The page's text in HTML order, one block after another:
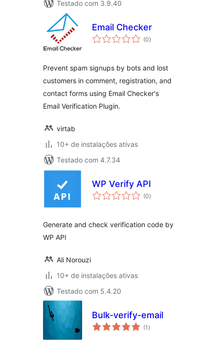
Testado com 3.9.40
Email Checker
(0total
de
)
Prevent spam signups by bots and lost
customers in comment, registration, and
contact forms using Email Checker's
Email Verification Plugin.
virtab
10+ de instalações ativas
Testado com 4.7.34
WP Verify API
(0total
de
)
Generate and check verification code by
WP API
Ali Norouzi
10+ de instalações ativas
Testado com 5.4.20
Bulk-verify-email
(1 total
de
)